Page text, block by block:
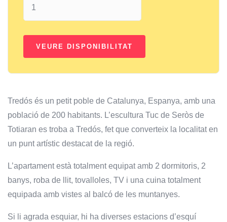
Tredós és un petit poble de Catalunya, Espanya, amb una
població de 200 habitants. L’escultura Tuc de Seròs de
Totiaran es troba a Tredós, fet que converteix la localitat en
un punt artístic destacat de la regió.
L’apartament està totalment equipat amb 2 dormitoris, 2
banys, roba de llit, tovalloles, TV i una cuina totalment
equipada amb vistes al balcó de les muntanyes.
Si li agrada esquiar, hi ha diverses estacions d’esquí